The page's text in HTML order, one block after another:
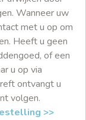
Wanneer uw
met u op om
Heeft u geen
of een
u op via
ontvangt u
volgen.
>>